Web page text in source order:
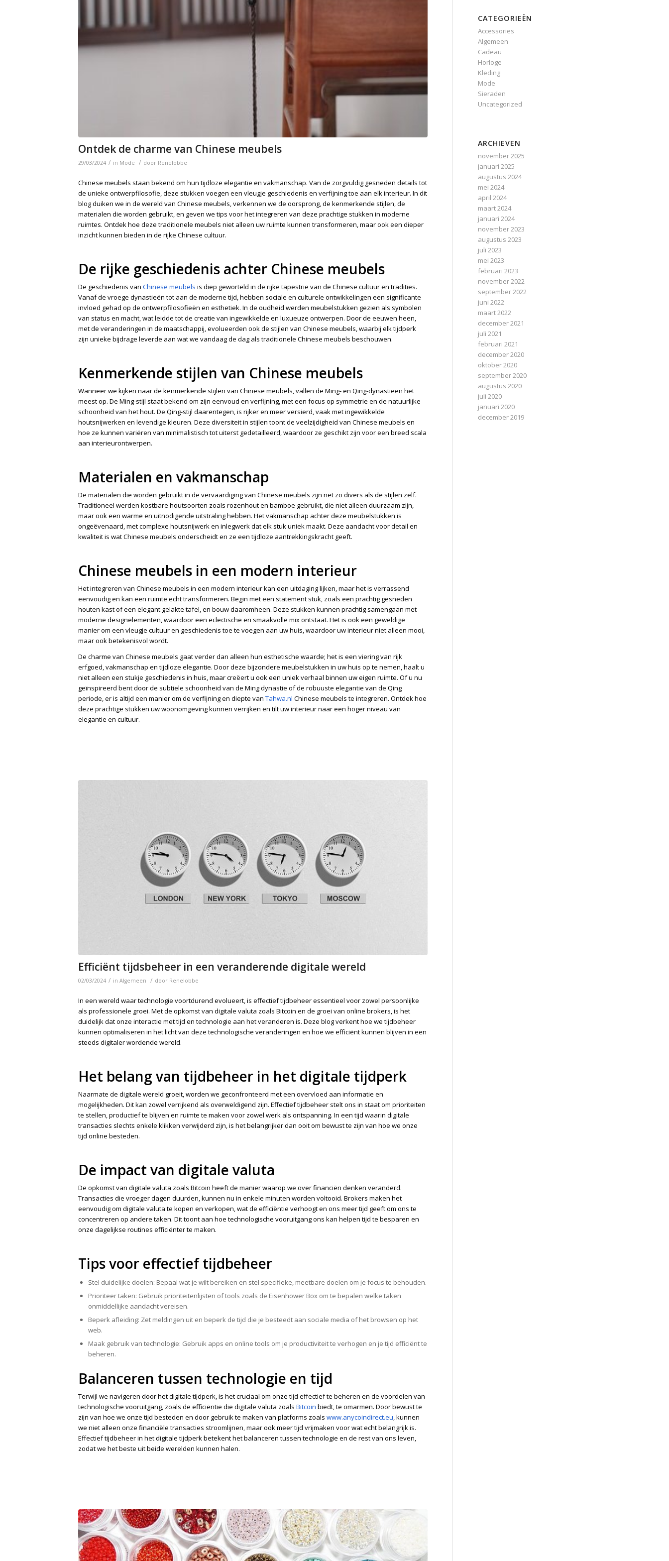
Ontdek de charme van Chinese meubels
29/03/2024 / in Mode / door Renelobbe
Chinese meubels staan bekend om hun tijdloze elegantie en vakmanschap. Van de zorgvuldig gesneden details tot
de unieke ontwerpfilosofie, deze stukken voegen een vleugje geschiedenis en verfijning toe aan elk interieur. In dit
blog duiken we in de wereld van Chinese meubels, verkennen we de oorsprong, de kenmerkende stijlen, de
materialen die worden gebruikt, en geven we tips voor het integreren van deze prachtige stukken in moderne
ruimtes. Ontdek hoe deze traditionele meubels niet alleen uw ruimte kunnen transformeren, maar ook een dieper
inzicht kunnen bieden in de rijke Chinese cultuur.
De rijke geschiedenis achter Chinese meubels
De geschiedenis van Chinese meubels is diep geworteld in de rijke tapestrie van de Chinese cultuur en tradities.
Vanaf de vroege dynastieën tot aan de moderne tijd, hebben sociale en culturele ontwikkelingen een significante
invloed gehad op de ontwerpfilosofieën en esthetiek. In de oudheid werden meubelstukken gezien als symbolen
van status en macht, wat leidde tot de creatie van ingewikkelde en luxueuze ontwerpen. Door de eeuwen heen,
met de veranderingen in de maatschappij, evolueerden ook de stijlen van Chinese meubels, waarbij elk tijdperk
zijn unieke bijdrage leverde aan wat we vandaag de dag als traditionele Chinese meubels beschouwen.
Kenmerkende stijlen van Chinese meubels
Wanneer we kijken naar de kenmerkende stijlen van Chinese meubels, vallen de Ming- en Qing-dynastieën het
meest op. De Ming-stijl staat bekend om zijn eenvoud en verfijning, met een focus op symmetrie en de natuurlijke
schoonheid van het hout. De Qing-stijl daarentegen, is rijker en meer versierd, vaak met ingewikkelde
houtsnijwerken en levendige kleuren. Deze diversiteit in stijlen toont de veelzijdigheid van Chinese meubels en
hoe ze kunnen variëren van minimalistisch tot uiterst gedetailleerd, waardoor ze geschikt zijn voor een breed scala
aan interieurontwerpen.
Materialen en vakmanschap
De materialen die worden gebruikt in de vervaardiging van Chinese meubels zijn net zo divers als de stijlen zelf.
Traditioneel werden kostbare houtsoorten zoals rozenhout en bamboe gebruikt, die niet alleen duurzaam zijn,
maar ook een warme en uitnodigende uitstraling hebben. Het vakmanschap achter deze meubelstukken is
ongeëvenaard, met complexe houtsnijwerk en inlegwerk dat elk stuk uniek maakt. Deze aandacht voor detail en
kwaliteit is wat Chinese meubels onderscheidt en ze een tijdloze aantrekkingskracht geeft.
Chinese meubels in een modern interieur
Het integreren van Chinese meubels in een modern interieur kan een uitdaging lijken, maar het is verrassend
eenvoudig en kan een ruimte echt transformeren. Begin met een statement stuk, zoals een prachtig gesneden
houten kast of een elegant gelakte tafel, en bouw daaromheen. Deze stukken kunnen prachtig samengaan met
moderne designelementen, waardoor een eclectische en smaakvolle mix ontstaat. Het is ook een geweldige
manier om een vleugje cultuur en geschiedenis toe te voegen aan uw huis, waardoor uw interieur niet alleen mooi,
maar ook betekenisvol wordt.
De charme van Chinese meubels gaat verder dan alleen hun esthetische waarde; het is een viering van rijk
erfgoed, vakmanschap en tijdloze elegantie. Door deze bijzondere meubelstukken in uw huis op te nemen, haalt u
niet alleen een stukje geschiedenis in huis, maar creëert u ook een uniek verhaal binnen uw eigen ruimte. Of u nu
geïnspireerd bent door de subtiele schoonheid van de Ming dynastie of de robuuste elegantie van de Qing
periode, er is altijd een manier om de verfijning en diepte van Tahwa.nl Chinese meubels te integreren. Ontdek hoe
deze prachtige stukken uw woonomgeving kunnen verrijken en tilt uw interieur naar een hoger niveau van
elegantie en cultuur.
Efficiënt tijdsbeheer in een veranderende digitale wereld
02/03/2024 / in Algemeen / door Renelobbe
In een wereld waar technologie voortdurend evolueert, is effectief tijdbeheer essentieel voor zowel persoonlijke
als professionele groei. Met de opkomst van digitale valuta zoals Bitcoin en de groei van online brokers, is het
duidelijk dat onze interactie met tijd en technologie aan het veranderen is. Deze blog verkent hoe we tijdbeheer
kunnen optimaliseren in het licht van deze technologische veranderingen en hoe we efficiënt kunnen blijven in een
steeds digitaler wordende wereld.
Het belang van tijdbeheer in het digitale tijdperk
Naarmate de digitale wereld groeit, worden we geconfronteerd met een overvloed aan informatie en
mogelijkheden. Dit kan zowel verrijkend als overweldigend zijn. Effectief tijdbeheer stelt ons in staat om prioriteiten
te stellen, productief te blijven en ruimte te maken voor zowel werk als ontspanning. In een tijd waarin digitale
transacties slechts enkele klikken verwijderd zijn, is het belangrijker dan ooit om bewust te zijn van hoe we onze
tijd online besteden.
De impact van digitale valuta
De opkomst van digitale valuta zoals Bitcoin heeft de manier waarop we over financiën denken veranderd.
Transacties die vroeger dagen duurden, kunnen nu in enkele minuten worden voltooid. Brokers maken het
eenvoudig om digitale valuta te kopen en verkopen, wat de efficiëntie verhoogt en ons meer tijd geeft om ons te
concentreren op andere taken. Dit toont aan hoe technologische vooruitgang ons kan helpen tijd te besparen en
onze dagelijkse routines efficiënter te maken.
Tips voor effectief tijdbeheer
Stel duidelijke doelen: Bepaal wat je wilt bereiken en stel specifieke, meetbare doelen om je focus te behouden.
Prioriteer taken: Gebruik prioriteitenlijsten of tools zoals de Eisenhower Box om te bepalen welke taken
onmiddellijke aandacht vereisen.
Beperk afleiding: Zet meldingen uit en beperk de tijd die je besteedt aan sociale media of het browsen op het
web.
Maak gebruik van technologie: Gebruik apps en online tools om je productiviteit te verhogen en je tijd efficiënt te
beheren.
Balanceren tussen technologie en tijd
Terwijl we navigeren door het digitale tijdperk, is het cruciaal om onze tijd effectief te beheren en de voordelen van
technologische vooruitgang, zoals de efficiëntie die digitale valuta zoals Bitcoin biedt, te omarmen. Door bewust te
zijn van hoe we onze tijd besteden en door gebruik te maken van platforms zoals www.anycoindirect.eu, kunnen
we niet alleen onze financiële transacties stroomlijnen, maar ook meer tijd vrijmaken voor wat echt belangrijk is.
Effectief tijdbeheer in het digitale tijdperk betekent het balanceren tussen technologie en de rest van ons leven,
zodat we het beste uit beide werelden kunnen halen.
CATEGORIEËN
Accessories
Algemeen
Cadeau
Horloge
Kleding
Mode
Sieraden
Uncategorized
ARCHIEVEN
november 2025
januari 2025
augustus 2024
mei 2024
april 2024
maart 2024
januari 2024
november 2023
augustus 2023
juli 2023
mei 2023
februari 2023
november 2022
september 2022
juni 2022
maart 2022
december 2021
juli 2021
februari 2021
december 2020
oktober 2020
september 2020
augustus 2020
juli 2020
januari 2020
december 2019